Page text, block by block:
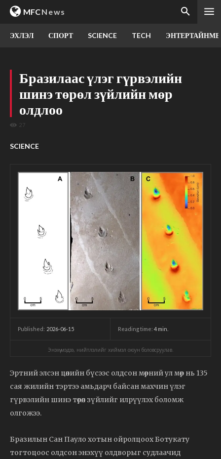
MFCNews
ЭХЛЭЛ СПОРТ SCIENCE TECH
Бразилаас үлэг гүрвэлийн
шинэ төрөл зүйлийн мөр
олдлоо
27
SCIENCE
Published: 2026-06-15 Reading time: 4 min.
Энэхүү мэдээ, нийтлэлийг хиймэл оюун боловсруулав.
Эртний элсэн цөлийн бүсээс олдсон мөрний ул мөр нь 135
сая жилийн тэртээ амьдарч байсан махчин үлэг
гүрвэлийн шинэ төрөл зүйлийг илрүүлэх боломж
олгожээ.
Бразилын Сан Пауло хотын ойролцоох Ботукату
тогтоцоос олдсон энэхүү олдворыг судлаачид